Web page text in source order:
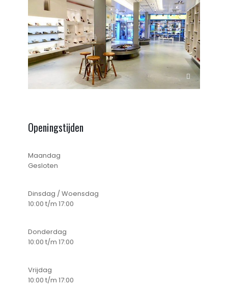
Openingstijden
Maandag
Gesloten
Dinsdag / Woensdag
10:00 t/m 17:00
Donderdag
10:00 t/m 17:00
Vrijdag
10:00 t/m 17:00